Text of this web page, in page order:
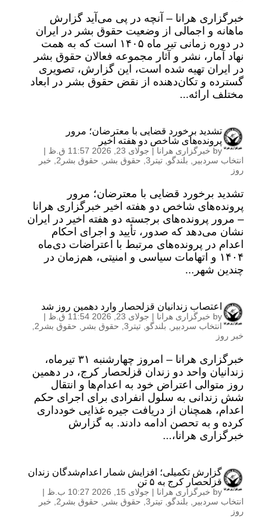
خبرگزاری هرانا – آنچه در پی می‌آید گزارش
ماهانه و اجمالی از وضعیت حقوق بشر در ایران
در دوره زمانی تیر ماه ۱۴۰۵ است که به همت
نهاد آمار، نشر و آثار مجموعه فعالان حقوق بشر
در ایران تهیه شده است، این گزارش، تصویری
گسترده و تکان‌دهنده از نقض حقوق بشر در ابعاد
مختلف ارائه...
تشدید برخورد قضایی با معترضان؛ مرور
پرونده‌های شاخص دو هفته اخیر
by خبرگزاری هرانا | جولای 23, 2026 11:57 ق.ظ
|
انتخاب سردبیر
بلندگو تیتر3 , حقوق بشر حقوق بشر2
خبر
روز
تشدید برخورد قضایی با معترضان؛ مرور
پرونده‌های شاخص دو هفته اخیر خبرگزاری هرانا
– مرور پرونده‌های برجسته دو هفته اخیر در ایران
نشان می‌دهد که صدور، تأیید و اجرای احکام
اعدام در پرونده‌های مرتبط با اعتراضات دی‌ماه
۱۴۰۴ و اتهامات سیاسی و امنیتی، هم‌زمان در
چندین شهر...
اعتصاب زندانیان قزلحصار وارد دهمین روز شد
by خبرگزاری هرانا | جولای 23, 2026 11:54 ق.ظ
|
انتخاب سردبیر
بلندگو تیتر3 , حقوق بشر حقوق بشر2
خبر روز
خبرگزاری هرانا – امروز چهارشنبه ۳۱ تیرماه،
زندانیان واحد دو زندان قزلحصار کرج، در دهمین
روز متوالی اعتراض خود به اعدام‌ها و انتقال
شش زندانی به سلول انفرادی برای اجرای حکم
اعدام، همچنان از دریافت جیره غذایی خودداری
کرده و به تحصن ادامه دادند. به گزارش
خبرگزاری هرانا،...
گزارش تکمیلی؛ افزایش شمار اعدام‌شدگان زندان
قزلحصار کرج به ۵ تن
by خبرگزاری هرانا | جولای 15, 2026 10:27 ب.ظ
|
انتخاب سردبیر
بلندگو تیتر3 , حقوق بشر حقوق بشر2
خبر
روز